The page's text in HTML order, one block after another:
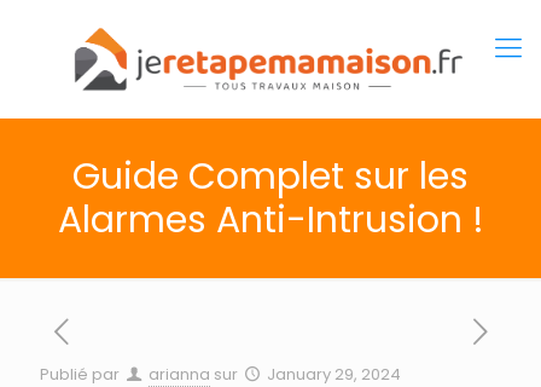
Guide Complet sur les
Alarmes Anti-Intrusion !
Publié par arianna sur January 29, 2024